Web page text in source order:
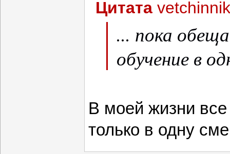
Цитата
... пока
обучение в
В моей жизни все
только в одну